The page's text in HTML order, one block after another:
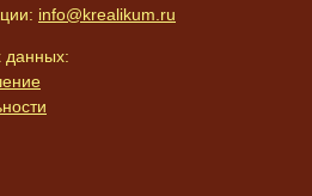
info@krealikum.ru
данных: